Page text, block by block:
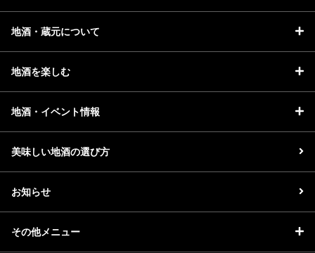
地酒・蔵元について
地酒を楽しむ
地酒・イベント情報
美味しい地酒の選び方
お知らせ
その他メニュー